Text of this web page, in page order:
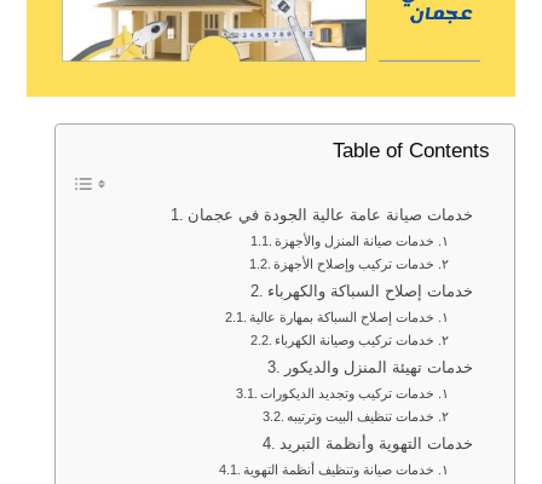
Table of Contents
خدمات صيانة عامة عالية الجودة في عجمان
١. خدمات صيانة المنزل والأجهزة
٢. خدمات تركيب وإصلاح الأجهزة
خدمات إصلاح السباكة والكهرباء
١. خدمات إصلاح السباكة بمهارة عالية
٢. خدمات تركيب وصيانة الكهرباء
خدمات تهيئة المنزل والديكور
١. خدمات تركيب وتجديد الديكورات
٢. خدمات تنظيف البيت وترتيبه
خدمات التهوية وأنظمة التبريد
١. خدمات صيانة وتنظيف أنظمة التهوية